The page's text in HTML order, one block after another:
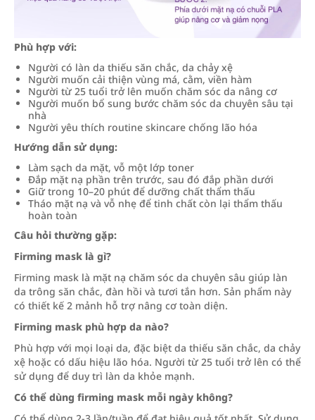
Phù hợp với:
Người có làn da thiếu săn chắc, da chảy xệ
Người muốn cải thiện vùng má, cằm, viền hàm
Người từ 25 tuổi trở lên muốn chăm sóc da nâng cơ
Người muốn bổ sung bước chăm sóc da chuyên sâu tại
nhà
Người yêu thích routine skincare chống lão hóa
Hướng dẫn sử dụng:
Làm sạch da mặt, vỗ một lớp toner
Đắp mặt nạ phần trên trước, sau đó đắp phần dưới
Giữ trong 10–20 phút để dưỡng chất thẩm thấu
Tháo mặt nạ và vỗ nhẹ để tinh chất còn lại thẩm thấu
hoàn toàn
Câu hỏi thường gặp:
Firming mask là gì?
Firming mask là mặt nạ chăm sóc da chuyên sâu giúp làn
da trông săn chắc, đàn hồi và tươi tắn hơn. Sản phẩm này
có thiết kế 2 mảnh hỗ trợ nâng cơ toàn diện.
Firming mask phù hợp da nào?
Phù hợp với mọi loại da, đặc biệt da thiếu săn chắc, da chảy
xệ hoặc có dấu hiệu lão hóa. Người từ 25 tuổi trở lên có thể
sử dụng để duy trì làn da khỏe mạnh.
Có thể dùng firming mask mỗi ngày không?